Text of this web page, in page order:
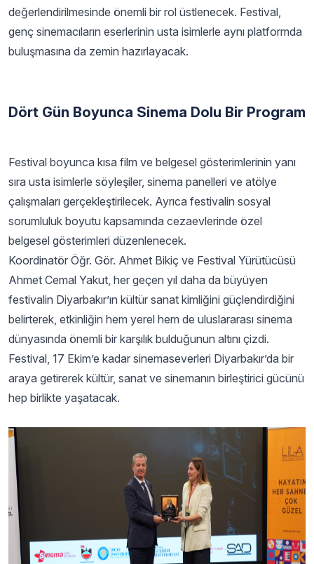
değerlendirilmesinde önemli bir rol üstlenecek. Festival,
genç sinemacıların eserlerinin usta isimlerle aynı platformda
buluşmasına da zemin hazırlayacak.
Dört Gün Boyunca Sinema Dolu Bir Program
Festival boyunca kısa film ve belgesel gösterimlerinin yanı
sıra usta isimlerle söyleşiler, sinema panelleri ve atölye
çalışmaları gerçekleştirilecek. Ayrıca festivalin sosyal
sorumluluk boyutu kapsamında cezaevlerinde özel
belgesel gösterimleri düzenlenecek.
Koordinatör Öğr. Gör. Ahmet Bikiç ve Festival Yürütücüsü
Ahmet Cemal Yakut, her geçen yıl daha da büyüyen
festivalin Diyarbakır’ın kültür sanat kimliğini güçlendirdiğini
belirterek, etkinliğin hem yerel hem de uluslararası sinema
dünyasında önemli bir karşılık bulduğunun altını çizdi.
Festival, 17 Ekim’e kadar sinemaseverleri Diyarbakır’da bir
araya getirerek kültür, sanat ve sinemanın birleştirici gücünü
hep birlikte yaşatacak.